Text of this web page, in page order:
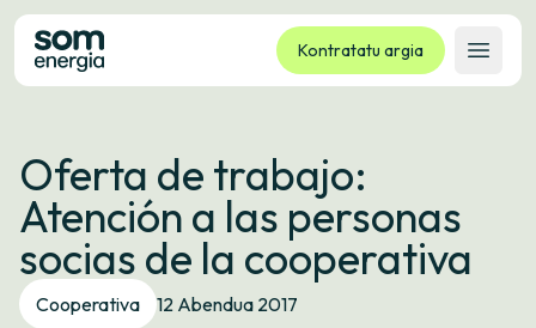
Kontratatu argia
Ireki
Tarifak
Zerbitzuak
Enpresak
Kooperatiba
Kontaktua
Oferta de trabajo:
Atención a las personas
socias de la cooperativa
Cooperativa 12 Abendua 2017